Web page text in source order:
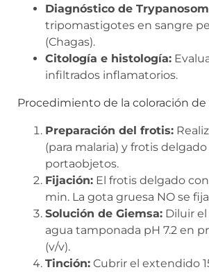
Diagnóstico de
tripomastigotes en sangre
(Chagas).
Citología e histología:
infiltrados inflamatorios.
Procedimiento de la coloración de
Preparación del frotis:
(para malaria) y frotis
portaobjetos.
Fijación: El frotis delgado
min. La gota gruesa NO se
Solución de Giemsa: Diluir
agua tamponada pH 7.2 en
(v/v).
Tinción: Cubrir el extendido